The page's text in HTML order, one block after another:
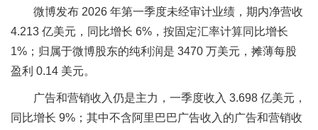
微博发布 2026 年第一季度未经审计业绩，期内净营收
4.213 亿美元，同比增长 6%，按固定汇率计算同比增长
1%；归属于微博股东的纯利润是 3470 万美元，摊薄每股
盈利 0.14 美元。
广告和营销收入仍是主力，一季度收入 3.698 亿美元，
同比增长 9%；其中不含阿里巴巴广告收入的广告和营销收